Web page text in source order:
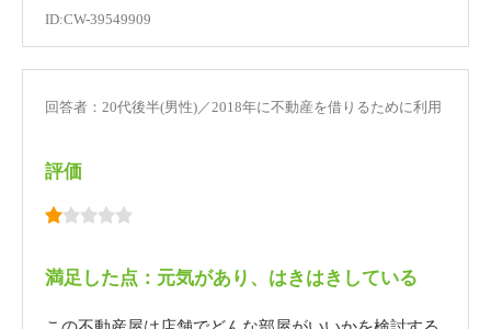
ID:CW-39549909
回答者：20代後半(男性)／2018年に不動産を借りるために利用
評価
満足した点：元気があり、はきはきしている